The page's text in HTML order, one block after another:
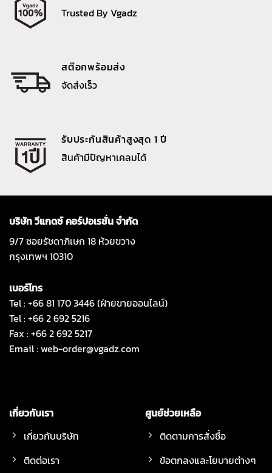
Trusted By Vgadz
สต๊อกพร้อมส่ง
จัดส่งเร็ว
รับประกันสินค้าสูงสุด 1 ปี
สินค้ามีปัญหาเคลมได้
บริษัท วีแกดซ์ คอร์ปอเรชั่น จำกัด
9/7 ซอยรัชดาภิเษก 18 ห้วยขวาง
กรุงเทพฯ 10310
เบอร์โทร
Tel : +66 81 170 3446 (ฝ่ายขายออนไลน์)
Tel : +66 2 692 5216
Fax : +66 2 692 5217
Email :web-order@vgadz.com
เกี่ยวกับเรา
เกี่ยวกับบริษัท
ติดต่อเรา
ศูนย์ช่วยเหลือ
ติดตามการสั่งซื้อ
ข้อตกลงและโยบายต่างๆ